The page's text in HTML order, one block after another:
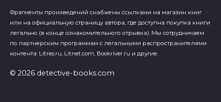
Фрагменты произведений cнабжены ссылками на магазин книг
или на официальную страницу автора, где доступна покупка книги
легально (в конце ознакомительного отрывка). Мы сотрудничаем
по партнерским программам с легальными распространителями
контента: Litres.ru, Litnet.com, Bookriver.ru и другие.
© 2026 detective-books.com